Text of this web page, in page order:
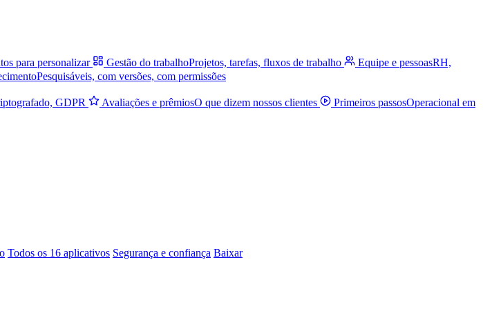
para personalizar Gestão do trabalhoProjetos, tarefas, fluxos de trabalho Equipe e pessoasRH,
Pesquisáveis, com versões, com permissões
GDPR Avaliações e prêmiosO que dizem nossos clientes Primeiros passosOperacional em
Todos os 16 aplicativos Segurança e confiança Baixar